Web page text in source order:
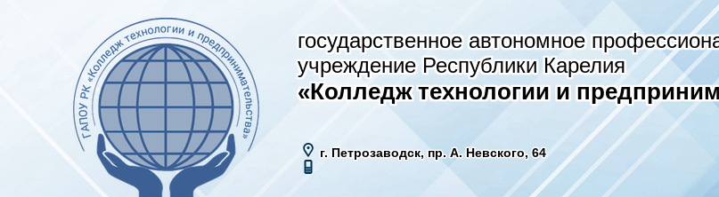
государственное автономное
учреждение Республики Карелия
«Колледж технологии и
г. Петрозаводск, пр. А. Невского, 64